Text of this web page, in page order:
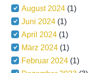
August 2024 (1)
Juni 2024 (1)
April 2024 (1)
März 2024 (1)
Februar 2024 (1)